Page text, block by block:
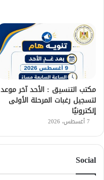
مكتب التنسيق : الأحد آخر موعد
لتسجيل رغبات المرحلة الأولى
إلكترونيًا
7 أغسطس، 2026
Social